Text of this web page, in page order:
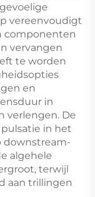
vereenvoudigt
componenten
vervangen
te worden
en
in
verlengen. De
in het
downstream-
algehele
terwijl
aan trillingen